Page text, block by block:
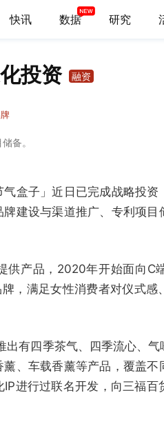
快讯 数据 研究
投资 融资
备。
盒子」近日已完成战略投
建设与渠道推广、专利项
供产品，2020年开始面向C
，满足女性消费者对仪式
有四季茶气、四季流心、
、车载香薰等产品，覆盖不
进行过联名开发，向三福